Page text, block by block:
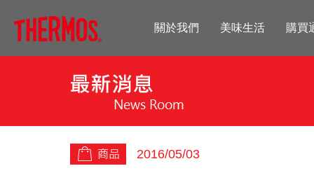
關於我們 美味生活 購買
2016/05/03